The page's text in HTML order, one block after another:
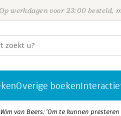
Op werkdagen voor 23:00 besteld,
Overige boeken
Wim van Beers: ‘Om te kunnen